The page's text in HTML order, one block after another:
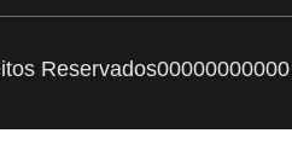
Reservados00000000000